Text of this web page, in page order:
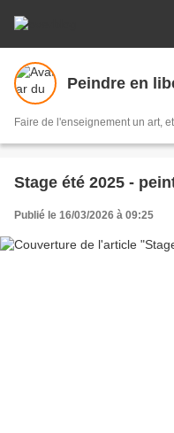
Peindre en
Faire de l'enseignement un art,
Stage été 2025 -
Publié le 16/03/2026 à 09:25